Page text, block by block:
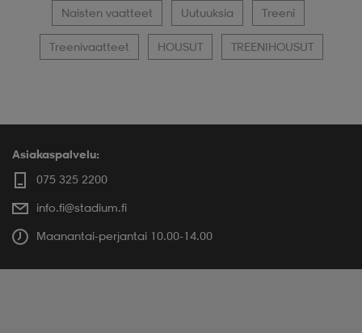
Naisten vaatteet Uutuuksia Treeni
Treenivaatteet HOUSUT TREENIHOUSUT
Asiakaspalvelu:
075 325 2200
info.fi@stadium.fi
Maanantai-perjantai 10.00-14.00